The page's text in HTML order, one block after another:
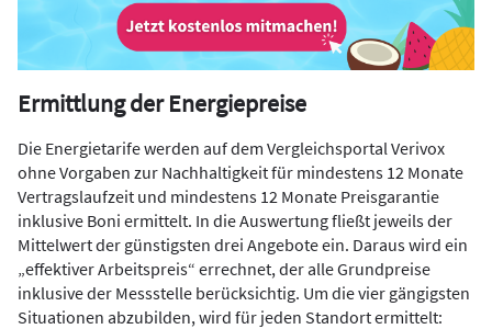
Ermittlung der Energiepreise
Die Energietarife werden auf dem Vergleichsportal Verivox
ohne Vorgaben zur Nachhaltigkeit für mindestens 12 Monate
Vertragslaufzeit und mindestens 12 Monate Preisgarantie
inklusive Boni ermittelt. In die Auswertung fließt jeweils der
Mittelwert der günstigsten drei Angebote ein. Daraus wird ein
„effektiver Arbeitspreis“ errechnet, der alle Grundpreise
inklusive der Messstelle berücksichtig. Um die vier gängigsten
Situationen abzubilden, wird für jeden Standort ermittelt: